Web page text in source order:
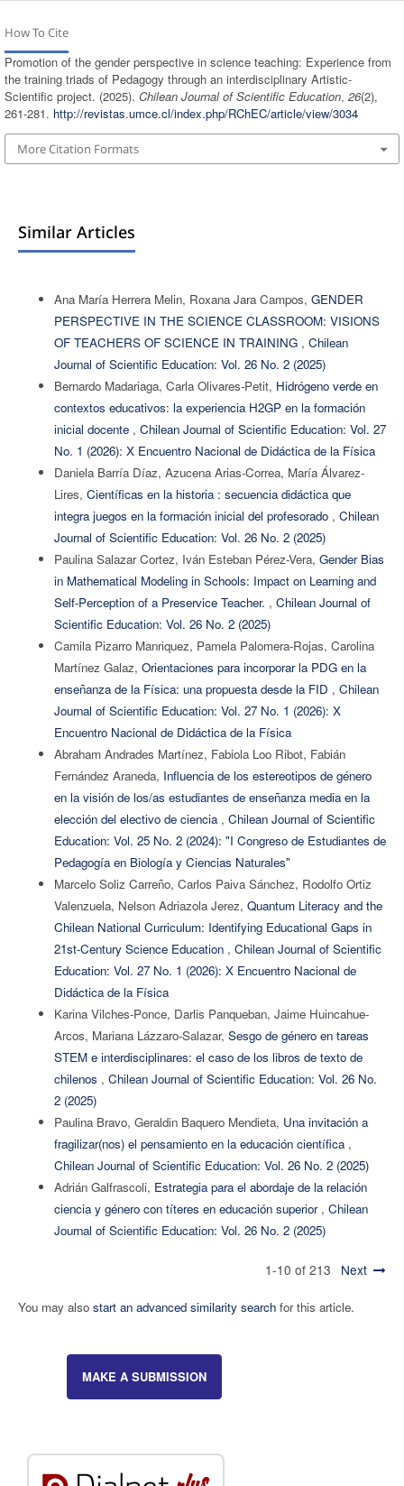
How To Cite
Promotion of the gender perspective in science teaching: Experience from
the training triads of Pedagogy through an interdisciplinary Artistic-
Scientific project. (2025). Chilean Journal of Scientific Education, 26(2),
261-281. http://revistas.umce.cl/index.php/RChEC/article/view/3034
More Citation Formats
Similar Articles
Ana María Herrera Melin, Roxana Jara Campos, GENDER
PERSPECTIVE IN THE SCIENCE CLASSROOM: VISIONS
OF TEACHERS OF SCIENCE IN TRAINING , Chilean
Journal of Scientific Education: Vol. 26 No. 2 (2025)
Bernardo Madariaga, Carla Olivares-Petit, Hidrógeno verde en
contextos educativos: la experiencia H2GP en la formación
inicial docente , Chilean Journal of Scientific Education: Vol. 27
No. 1 (2026): X Encuentro Nacional de Didáctica de la Física
Daniela Barría Díaz, Azucena Arias-Correa, María Álvarez-
Lires, Científicas en la historia : secuencia didáctica que
integra juegos en la formación inicial del profesorado , Chilean
Journal of Scientific Education: Vol. 26 No. 2 (2025)
Paulina Salazar Cortez, Iván Esteban Pérez-Vera, Gender Bias
in Mathematical Modeling in Schools: Impact on Learning and
Self-Perception of a Preservice Teacher. , Chilean Journal of
Scientific Education: Vol. 26 No. 2 (2025)
Camila Pizarro Manriquez, Pamela Palomera-Rojas, Carolina
Martínez Galaz, Orientaciones para incorporar la PDG en la
enseñanza de la Física: una propuesta desde la FID , Chilean
Journal of Scientific Education: Vol. 27 No. 1 (2026): X
Encuentro Nacional de Didáctica de la Física
Abraham Andrades Martínez, Fabiola Loo Ribot, Fabián
Fernández Araneda, Influencia de los estereotipos de género
en la visión de los/as estudiantes de enseñanza media en la
elección del electivo de ciencia , Chilean Journal of Scientific
Education: Vol. 25 No. 2 (2024): "I Congreso de Estudiantes de
Pedagogía en Biología y Ciencias Naturales"
Marcelo Soliz Carreño, Carlos Paiva Sánchez, Rodolfo Ortiz
Valenzuela, Nelson Adriazola Jerez, Quantum Literacy and the
Chilean National Curriculum: Identifying Educational Gaps in
21st-Century Science Education , Chilean Journal of Scientific
Education: Vol. 27 No. 1 (2026): X Encuentro Nacional de
Didáctica de la Física
Karina Vilches-Ponce, Darlis Panqueban, Jaime Huincahue-
Arcos, Mariana Lázzaro-Salazar, Sesgo de género en tareas
STEM e interdisciplinares: el caso de los libros de texto de
chilenos , Chilean Journal of Scientific Education: Vol. 26 No.
2 (2025)
Paulina Bravo, Geraldin Baquero Mendieta, Una invitación a
fragilizar(nos) el pensamiento en la educación científica ,
Chilean Journal of Scientific Education: Vol. 26 No. 2 (2025)
Adrián Galfrascoli, Estrategia para el abordaje de la relación
ciencia y género con títeres en educación superior , Chilean
Journal of Scientific Education: Vol. 26 No. 2 (2025)
1-10 of 213 Next
You may also start an advanced similarity searchfor this article.
MAKE A SUBMISSION